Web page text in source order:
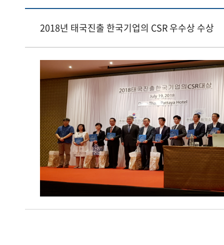
2018년 태국진출 한국기업의 CSR 우수상 수상